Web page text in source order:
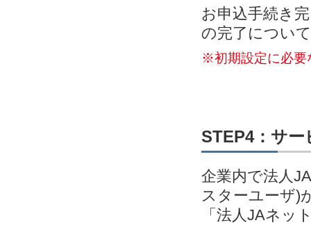
お申込手続き
の完了につい
※初期設定に必要
STEP4：サー
企業内で法人
スターユーザ)
「法人JAネッ